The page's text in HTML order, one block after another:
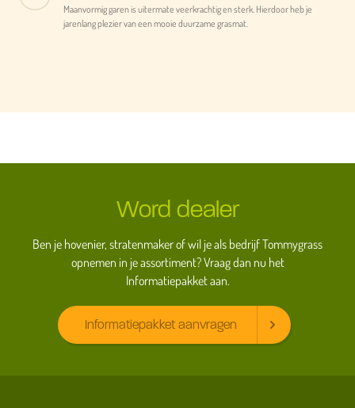
Maanvormig garen is uitermate veerkrachtig en sterk. Hierdoor heb je
jarenlang plezier van een mooie duurzame grasmat.
Word dealer
Ben je hovenier, stratenmaker of wil je als bedrijf Tommygrass
opnemen in je assortiment? Vraag dan nu het
Informatiepakket aan.
Informatiepakket aanvragen